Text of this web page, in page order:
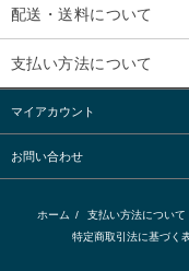
配送・送料について
支払い方法について
マイアカウント
お問い合わせ
ホーム / 支払い方法について
特定商取引法に基づく